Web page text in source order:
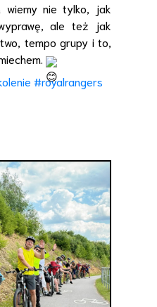
wiemy nie tylko, jak
ale też jak
tempo grupy i to,
#royalrangers